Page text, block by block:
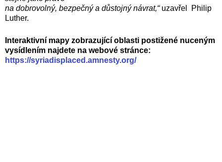
na dobrovolný, bezpečný a důstojný návrat,“uzavřel Philip
Luther.
Interaktivní mapy zobrazující oblasti postižené nuceným
vysídlením najdete na webové stránce:
https://syriadisplaced.amnesty.org/